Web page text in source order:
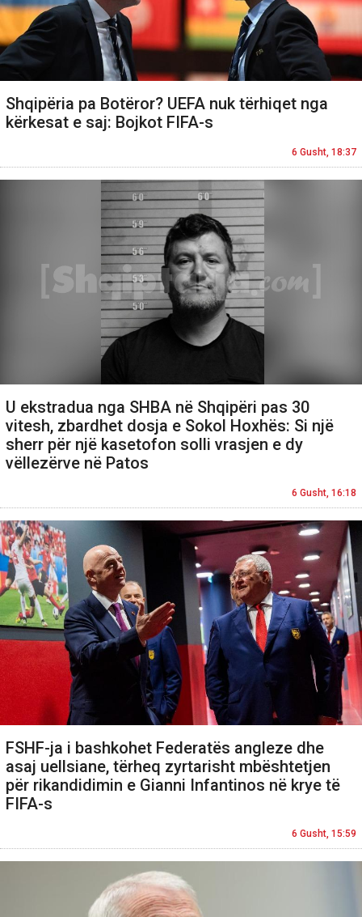
Shqipëria pa Botëror? UEFA nuk tërhiqet nga
kërkesat e saj: Bojkot FIFA-s
6 Gusht, 18:37
U ekstradua nga SHBA në Shqipëri pas 30
vitesh, zbardhet dosja e Sokol Hoxhës: Si një
sherr për një kasetofon solli vrasjen e dy
vëllezërve në Patos
6 Gusht, 16:18
FSHF-ja i bashkohet Federatës angleze dhe
asaj uellsiane, tërheq zyrtarisht mbështetjen
për rikandidimin e Gianni Infantinos në krye të
FIFA-s
6 Gusht, 15:59